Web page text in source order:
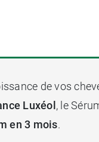
de vos
Luxéol, le
en 3 mois.